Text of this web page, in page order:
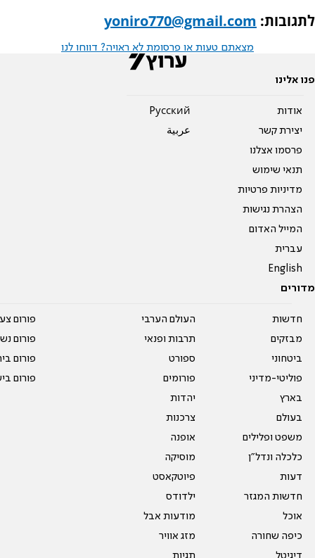
לתגובות: yoniro770@gmail.com
מצאתם טעות או פרסומת לא ראויה? דווחו לנו
פנו אלינו
אודות
יצירת קשר
פרסמו אצלנו
תנאי שימוש
מדיניות פרטיות
הצהרת נגישות
המייל האדום
עברית
English
Pусский
عربية
מדורים
חדשות
מבזקים
ביטחוני
פוליטי-מדיני
בארץ
בעולם
משפט ופלילים
כלכלה ונדל"ן
דעות
חדשות המגזר
אוכל
כיפה שחורה
דיגיטל
העולם הערבי
תרבות ופנאי
ספורט
פורומים
יהדות
צרכנות
אופנה
מוסיקה
פיוטקאסט
ילדודס
מודעות אבל
מזג אוויר
תגיות
פורום
פורום
פורום
פורום